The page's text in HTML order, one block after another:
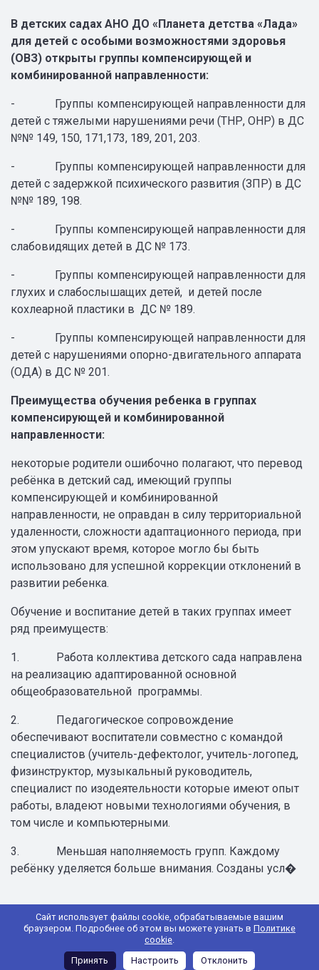
Сайт использует файлы cookie, обрабатываемые вашим
браузером. Подробнее об этом вы можете узнать в Политике
cookie.
Принять
Настроить Отклонить
В детских садах АНО ДО «Планета детства «Лада»
для детей с особыми возможностями здоровья
(ОВЗ) открыты группы компенсирующей и
комбинированной направленности:
- Группы компенсирующей направленности для
детей с тяжелыми нарушениями речи (ТНР, ОНР) в ДС
№№ 149, 150, 171,173, 189, 201, 203.
- Группы компенсирующей направленности для
детей с задержкой психического развития (ЗПР) в ДС
№№ 189, 198.
- Группы компенсирующей направленности для
слабовидящих детей в ДС № 173.
- Группы компенсирующей направленности для
глухих и слабослышащих детей, и детей после
кохлеарной пластики в ДС № 189.
- Группы компенсирующей направленности для
детей с нарушениями опорно-двигательного аппарата
(ОДА) в ДС № 201.
Преимущества обучения ребенка в группах
компенсирующей и комбинированной
направленности:
некоторые родители ошибочно полагают, что перевод
ребёнка в детский сад, имеющий группы
компенсирующей и комбинированной
направленности, не оправдан в силу территориальной
удаленности, сложности адаптационного периода, при
этом упускают время, которое могло бы быть
использовано для успешной коррекции отклонений в
развитии ребенка.
Обучение и воспитание детей в таких группах имеет
ряд преимуществ:
1. Работа коллектива детского сада направлена
на реализацию адаптированной основной
общеобразовательной программы.
2. Педагогическое сопровождение
обеспечивают воспитатели совместно с командой
специалистов (учитель-дефектолог, учитель-логопед,
физинструктор, музыкальный руководитель,
специалист по изодеятельности которые имеют опыт
работы, владеют новыми технологиями обучения, в
том числе и компьютерными.
3. Меньшая наполняемость групп. Каждому
ребёнку уделяется больше внимания. Созданы усл�